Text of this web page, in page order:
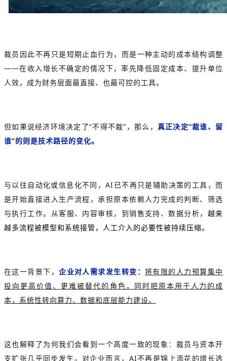
裁员因此不再只是短期止血行为，而是一种主动的成本结构调整
——在收入增长不确定的情况下，率先降低固定成本、提升单位
人效，成为财务层面最直接、也最可控的工具。
但如果说经济环境决定了“不得不裁”，那么， 真正决定“裁谁、留
谁”的则是技术路径的变化。
与以往自动化或信息化不同，AI已不再只是辅助决策的工具，而
是开始直接进入生产流程，承担原本依赖人力完成的判断、筛选
与执行工作。从客服、内容审核，到销售支持、数据分析， 越来
越多流程被模型和系统接管，人工介入的必要性被持续压缩。
在这一背景下，企业对人需求发生转变：将有限的人力预算集中
投向更高价值、更难被替代的角色，同时把原本用于人力的成
本，系统性转向算力、数据和底层能力建设。
这也解释了为何我们会看到一个高度一致的现象：裁员与资本开
支扩张几乎同步发生。对企业而言，AI不再是锦上添花的增长选